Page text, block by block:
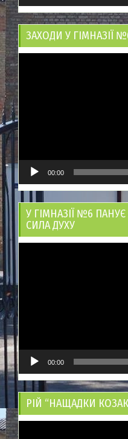
ЗАХОДИ У ГІМНАЗІЇ
00:00
У ГІМНАЗІЇ №6
СИЛА ДУХУ
00:00
РІЙ “НАЩАДКИ